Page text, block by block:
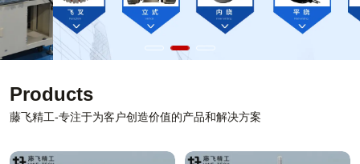
English
Products
藤飞精工-专注于为客户创造价值的产品和解决方案